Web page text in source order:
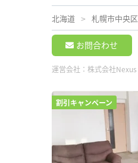
北海道 札幌市中央区
お問合わせ
運営会社： 株式会社Nexus
割引キャンペーン